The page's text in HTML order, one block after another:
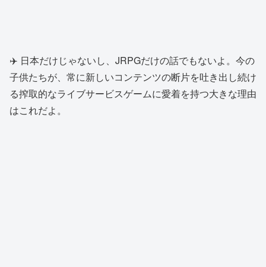
✈️ 日本だけじゃないし、JRPGだけの話でもないよ。今の
子供たちが、常に新しいコンテンツの断片を吐き出し続け
る搾取的なライブサービスゲームに愛着を持つ大きな理由
はこれだよ。